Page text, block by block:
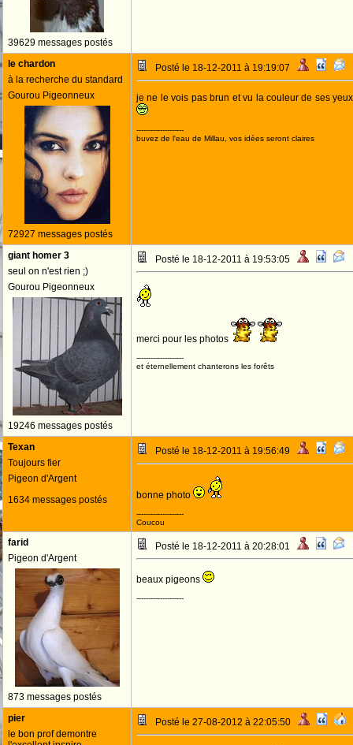
39629 messages postés
le chardon
à la recherche du standard
Gourou Pigeonneux
72927 messages postés
Posté le 18-12-2011 à 19:19:07
je ne le vois pas brun et vu la couleur de ses
--------------------
buvez de l'eau de Millau, vos idées seront claires
giant homer 3
seul on n'est rien ;)
Gourou Pigeonneux
19246 messages postés
Posté le 18-12-2011 à 19:53:05
merci pour les photos
--------------------
et éternellement chanterons les forêts
Texan
Toujours fier
Pigeon d'Argent
1634 messages postés
Posté le 18-12-2011 à 19:56:49
bonne photo
--------------------
Coucou
farid
Pigeon d'Argent
873 messages postés
Posté le 18-12-2011 à 20:28:01
beaux pigeons
--------------------
pier
le bon prof demontre
Posté le 27-08-2012 à 22:05:50